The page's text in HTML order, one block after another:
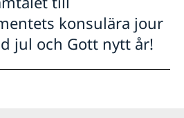
konsulära jour
jul och Gott nytt år!